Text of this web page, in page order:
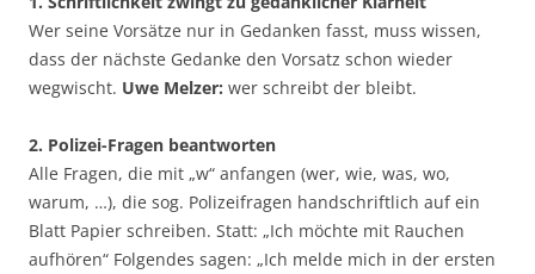
Wer seine Vorsätze nur in Gedanken fasst, muss wissen,
dass der nächste Gedanke den Vorsatz schon wieder
wegwischt. Uwe Melzer: wer schreibt der bleibt.
2. Polizei-Fragen beantworten
Alle Fragen, die mit „w“ anfangen (wer, wie, was, wo,
warum, …), die sog. Polizeifragen handschriftlich auf ein
Blatt Papier schreiben. Statt: „Ich möchte mit Rauchen
aufhören“ Folgendes sagen: „Ich melde mich in der ersten